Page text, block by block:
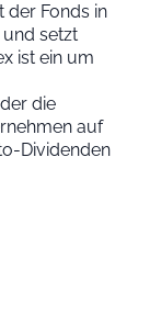
der Fonds in
setzt
ist ein um
die
auf
Dividenden